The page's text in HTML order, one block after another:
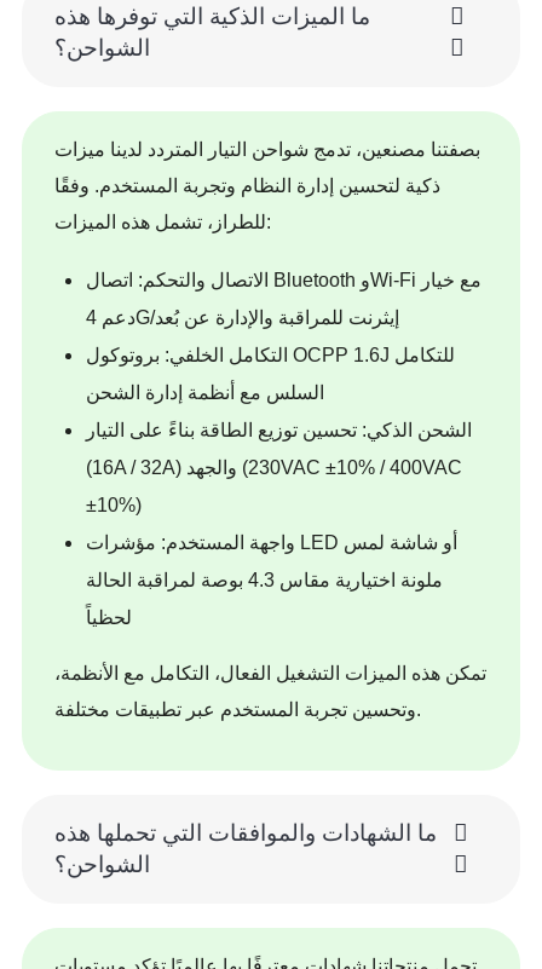
ما الميزات الذكية التي توفرها هذه
الشواحن؟
بصفتنا مصنعين، تدمج شواحن التيار المتردد لدينا ميزات
ذكية لتحسين إدارة النظام وتجربة المستخدم. وفقًا
للطراز، تشمل هذه الميزات:
الاتصال والتحكم: اتصال Bluetooth وWi‑Fi مع خيار
دعم 4G/إيثرنت للمراقبة والإدارة عن بُعد
التكامل الخلفي: بروتوكول OCPP 1.6J للتكامل
السلس مع أنظمة إدارة الشحن
الشحن الذكي: تحسين توزيع الطاقة بناءً على التيار
(16A / 32A) والجهد (230VAC ±10% / 400VAC
±10%)
واجهة المستخدم: مؤشرات LED أو شاشة لمس
ملونة اختيارية مقاس 4.3 بوصة لمراقبة الحالة
لحظياً
تمكن هذه الميزات التشغيل الفعال، التكامل مع الأنظمة،
وتحسين تجربة المستخدم عبر تطبيقات مختلفة.
ما الشهادات والموافقات التي تحملها هذه
الشواحن؟